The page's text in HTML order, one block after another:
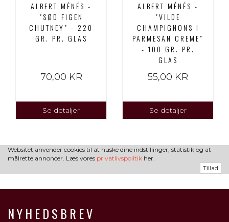
ALBERT MÉNÉS -
"SØD FIGEN
CHUTNEY" - 220
GR. PR. GLAS
70,00 KR
Se detaljer
ALBERT MÉNÉS -
"VILDE
CHAMPIGNONS I
PARMESAN CREME"
- 100 GR. PR.
GLAS
55,00 KR
Se detaljer
Websitet anvender cookies til at huske dine indstillinger, statistik og at
målrette annoncer. Læs vores privatlivspolitik her.
Tillad
NYHEDSBREV